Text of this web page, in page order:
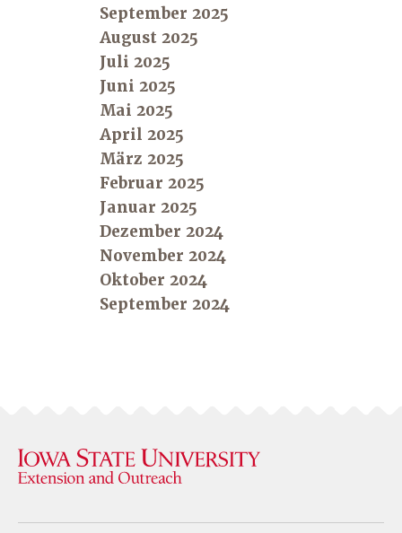
September 2025
August 2025
Juli 2025
Juni 2025
Mai 2025
April 2025
März 2025
Februar 2025
Januar 2025
Dezember 2024
November 2024
Oktober 2024
September 2024